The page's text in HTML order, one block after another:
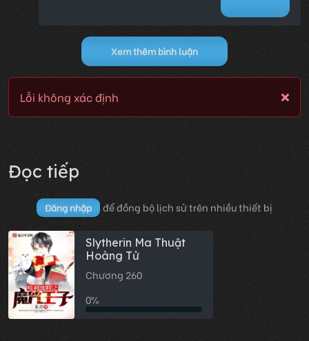
Xem thêm bình luận
Lỗi không xác định
Đọc tiếp
Đăng nhập để đồng bộ lịch sử trên nhiều thiết bị
Slytherin Ma Thuật
Hoàng Tử
Chương 260
0%